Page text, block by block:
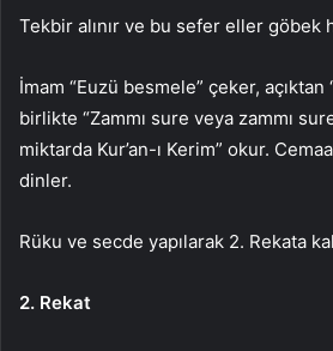
Tekbir alınır ve bu sefer eller göbek
İmam “Euzü besmele” çeker,
birlikte “Zammı sure veya zammı
miktarda Kur’an-ı Kerim” okur.
dinler.
Rüku ve secde yapılarak 2. Rekata
2. Rekat